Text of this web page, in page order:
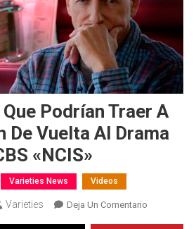
Podrían Traer A
De Vuelta Al Drama
«NCIS»
Varieties News Videos
Varieties Deja Un ComentarioEn